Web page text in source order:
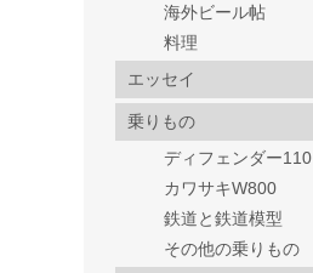
海外ビール帖
料理
エッセイ
乗りもの
ディフェンダー110
カワサキW800
鉄道と鉄道模型
その他の乗りもの